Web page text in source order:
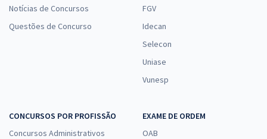
Notícias de Concursos
Questões de Concurso
FGV
Idecan
Selecon
Uniase
Vunesp
CONCURSOS POR PROFISSÃO
Concursos Administrativos
EXAME DE ORDEM
OAB